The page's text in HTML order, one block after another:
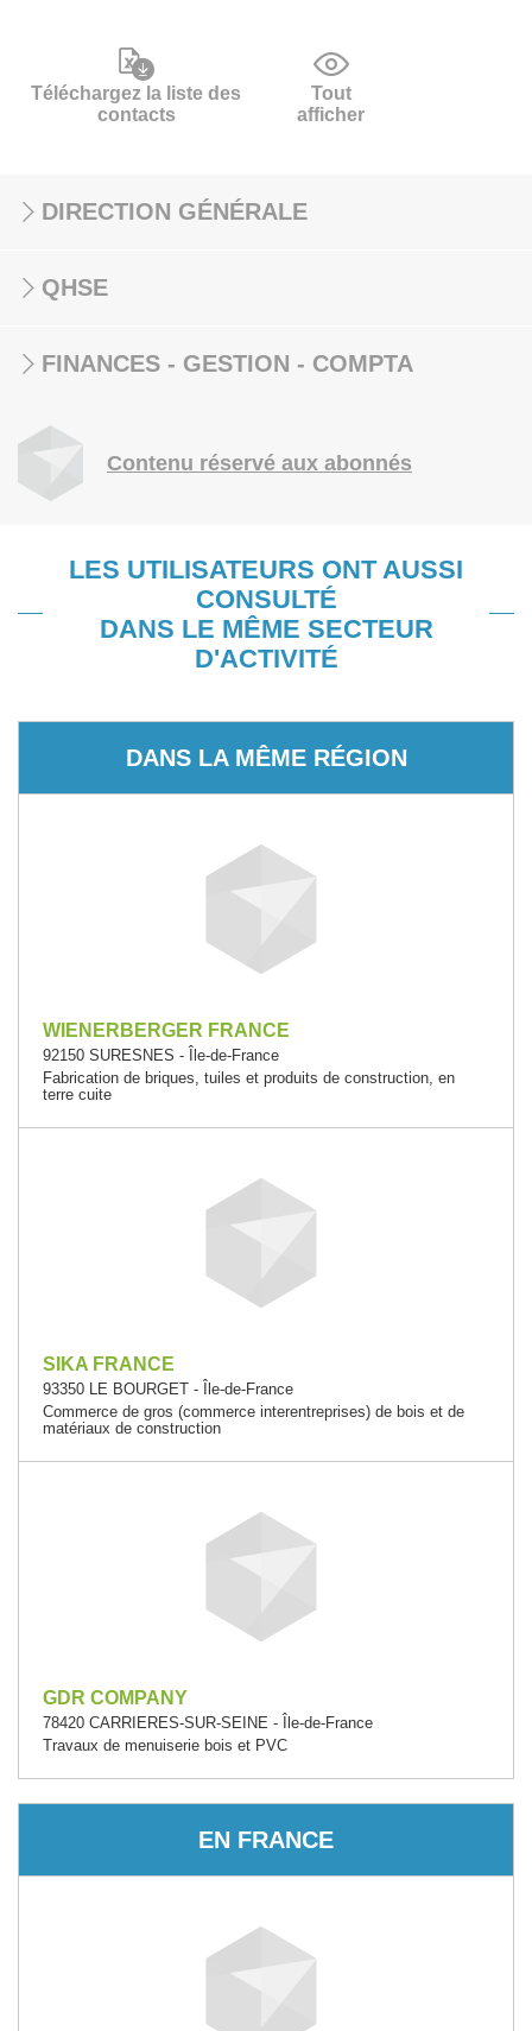
Téléchargez la liste des
contacts
Tout
afficher
DIRECTION GÉNÉRALE
QHSE
FINANCES - GESTION - COMPTA
Contenu réservé aux abonnés
LES UTILISATEURS ONT AUSSI
CONSULTÉ
DANS LE MÊME SECTEUR
D'ACTIVITÉ
DANS LA MÊME RÉGION
WIENERBERGER FRANCE
92150 SURESNES - Île-de-France
Fabrication de briques, tuiles et produits de construction, en
terre cuite
SIKA FRANCE
93350 LE BOURGET - Île-de-France
Commerce de gros (commerce interentreprises) de bois et de
matériaux de construction
GDR COMPANY
78420 CARRIERES-SUR-SEINE - Île-de-France
Travaux de menuiserie bois et PVC
EN FRANCE